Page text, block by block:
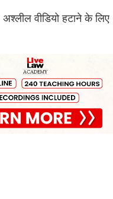
वीडियो हटाने के लिए